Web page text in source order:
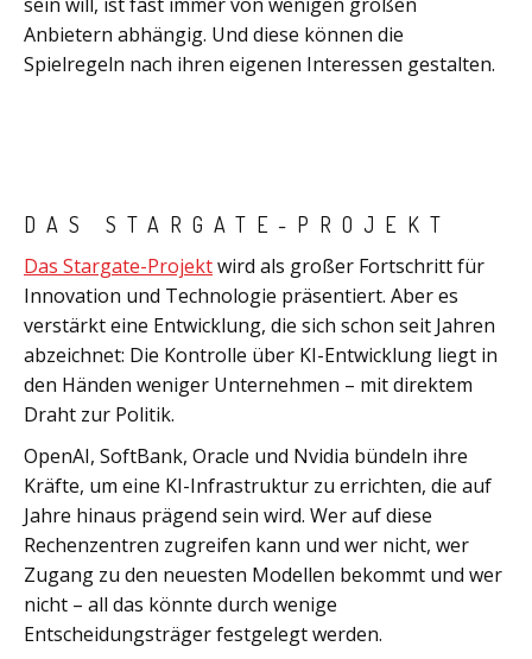
Anbietern abhängig. Und diese können die
Spielregeln nach ihren eigenen Interessen gestalten.
DAS STARGATE-PROJEKT
Das Stargate-Projektwird als großer Fortschritt für
Innovation und Technologie präsentiert. Aber es
verstärkt eine Entwicklung, die sich schon seit Jahren
abzeichnet: Die Kontrolle über KI-Entwicklung liegt in
den Händen weniger Unternehmen – mit direktem
Draht zur Politik.
OpenAI, SoftBank, Oracle und Nvidia bündeln ihre
Kräfte, um eine KI-Infrastruktur zu errichten, die auf
Jahre hinaus prägend sein wird. Wer auf diese
Rechenzentren zugreifen kann und wer nicht, wer
Zugang zu den neuesten Modellen bekommt und wer
nicht – all das könnte durch wenige
Entscheidungsträger festgelegt werden.